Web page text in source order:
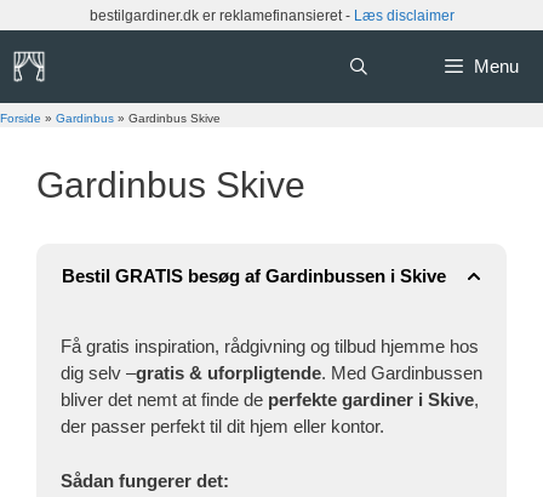
indhold
bestilgardiner.dk er reklamefinansieret - Læs disclaimer
Menu
Forside » Gardinbus » Gardinbus Skive
Gardinbus Skive
Bestil GRATIS besøg af Gardinbussen i Skive
Få gratis inspiration, rådgivning og tilbud hjemme hos
dig selv –gratis & uforpligtende. Med Gardinbussen
bliver det nemt at finde de perfekte gardiner i Skive,
der passer perfekt til dit hjem eller kontor.
Sådan fungerer det: